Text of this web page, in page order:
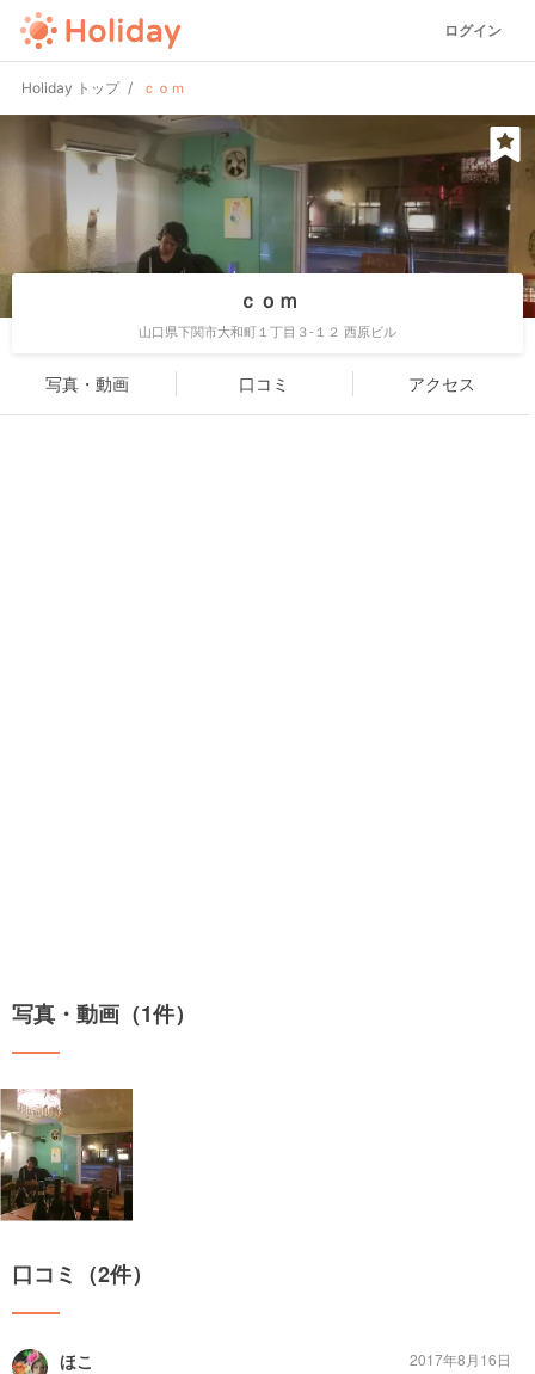
ログイン
Holiday トップ ｃｏｍ
ｃｏｍ
山口県下関市大和町１丁目３-１２ 西原ビル
写真・動画 口コミ アクセス
写真・動画（1件）
口コミ（2件）
ほこ
2017年8月16日